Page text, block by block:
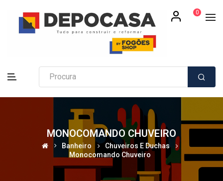
0
MONOCOMANDO CHUVEIRO
Banheiro
Chuveiros E Duchas
Monocomando Chuveiro